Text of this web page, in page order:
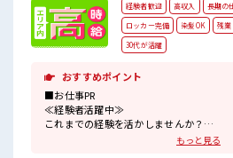
経験者歓迎 高収入 長期の
ロッカー完備
染髪OK 残業
30代が活躍
おすすめポイント
■お仕事PR
≪経験者活躍中≫
これまでの経験を活かしませんか？
もっと見る